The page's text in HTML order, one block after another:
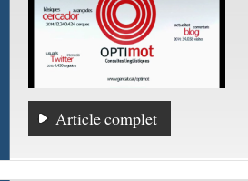
Article complet